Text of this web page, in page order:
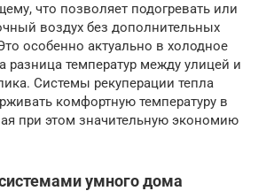
что позволяет подогревать или
воздух без дополнительных
особенно актуально в холодное
разница температур между улицей и
Системы рекуперации тепла
комфортную температуру в
при этом значительную экономию
умного дома